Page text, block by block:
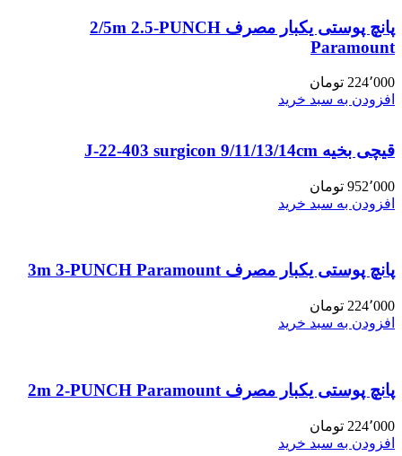
پانچ پوستی یکبار مصرف 2/5m 2.5-PUNCH
Paramount
224٬000 تومان
افزودن به سبد خرید
قیچی بخیه J-22-403 surgicon 9/11/13/14cm
952٬000 تومان
افزودن به سبد خرید
پانچ پوستی یکبار مصرف 3m 3-PUNCH Paramount
224٬000 تومان
افزودن به سبد خرید
پانچ پوستی یکبار مصرف 2m 2-PUNCH Paramount
224٬000 تومان
افزودن به سبد خرید